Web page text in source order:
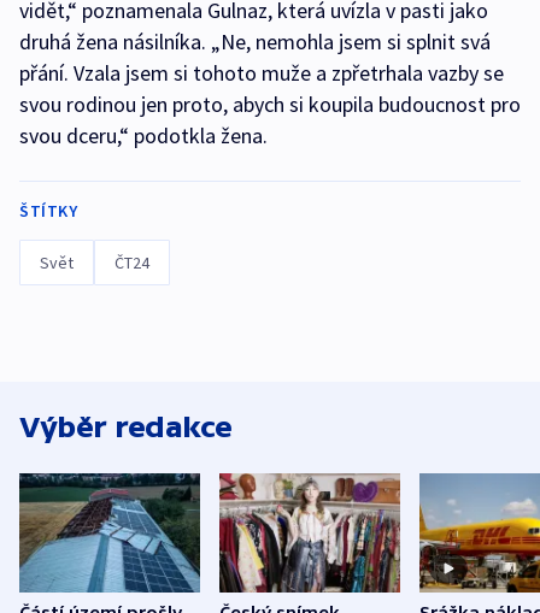
vidět,“ poznamenala Gulnaz, která uvízla v pasti jako
druhá žena násilníka. „Ne, nemohla jsem si splnit svá
přání. Vzala jsem si tohoto muže a zpřetrhala vazby se
svou rodinou jen proto, abych si koupila budoucnost pro
svou dceru,“ podotkla žena.
ŠTÍTKY
Svět ČT24
Výběr redakce